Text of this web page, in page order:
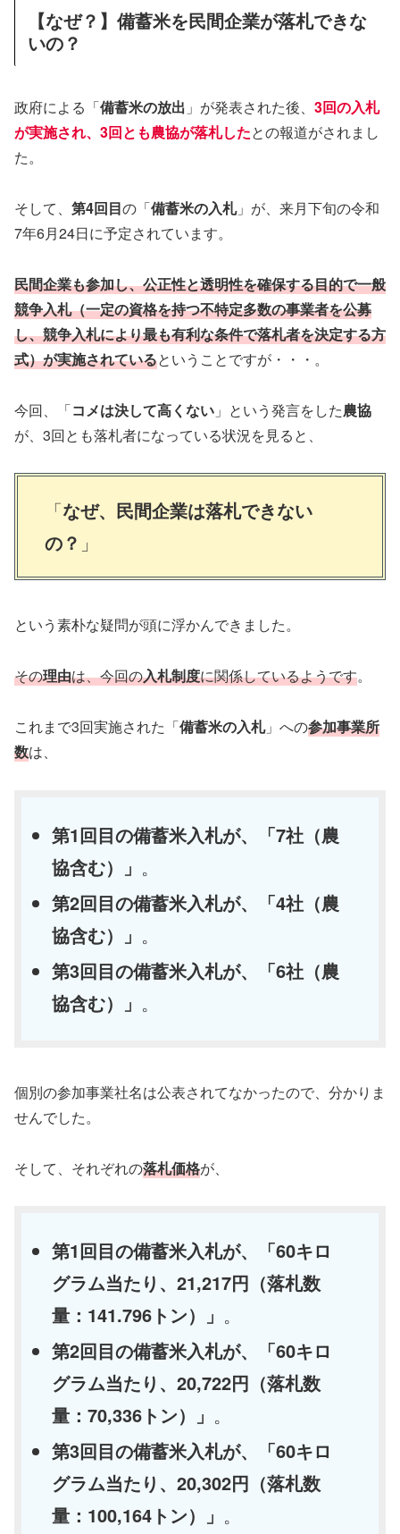
【なぜ？】備蓄米を民間企業が落札できな
いの？
政府による「備蓄米の放出 」が発表された後、 3回の入札
が実施され、3回とも農協が落札したとの報道がされまし
た。
そして、 第4回目の「備蓄米の入札」が、来月下旬の令和
7年6月24日に予定されています。
民間企業も参加し、公正性と透明性を確保する目的で一般
競争入札（一定の資格を持つ不特定多数の事業者を公募
し、競争入札により最も有利な条件で落札者を決定する方
式）が実施されているということですが・・・。
今回、「コメは決して高くない 」という発言をした農協
が、3回とも落札者になっている状況を見ると、
「なぜ、民間企業は落札できない
の？ 」
という素朴な疑問が頭に浮かんできました。
その理由は、今回の入札制度に関係しているようです。
これまで3回実施された「備蓄米の入札」への参加事業所
数は、
第1回目の備蓄米入札が、「7社（農
協含む）」 。
第2回目の備蓄米入札が、「4社（農
協含む）」 。
第3回目の備蓄米入札が、「6社（農
協含む）」 。
個別の参加事業社名は公表されてなかったので、分かりま
せんでした。
そして、それぞれの落札価格が、
第1回目の備蓄米入札が、「60キロ
グラム当たり、21,217円（落札数
量：141.796トン）」 。
第2回目の備蓄米入札が、「60キロ
グラム当たり、20,722円（落札数
量：70,336トン）」 。
第3回目の備蓄米入札が、「60キロ
グラム当たり、20,302円（落札数
量：100,164トン）」 。